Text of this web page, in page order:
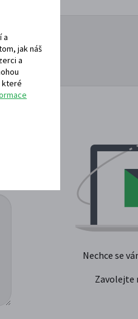
Nechce se
Zavolejte
a
jak náš
a
které